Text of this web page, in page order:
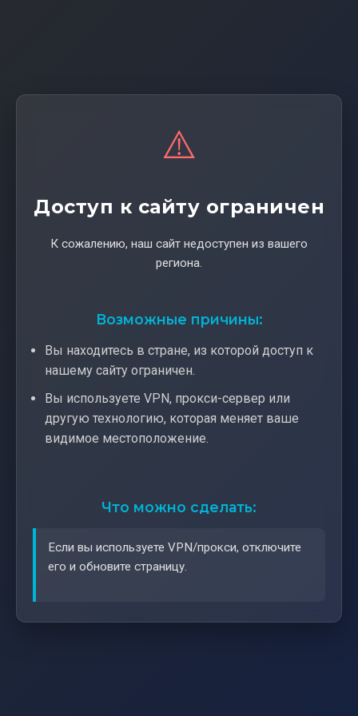
⚠️
Доступ к сайту ограничен
К сожалению, наш сайт недоступен из вашего
региона.
Возможные причины:
Вы находитесь в стране, из которой доступ к
нашему сайту ограничен.
Вы используете VPN, прокси-сервер или
другую технологию, которая меняет ваше
видимое местоположение.
Что можно сделать:
Если вы используете VPN/прокси, отключите
его и обновите страницу.